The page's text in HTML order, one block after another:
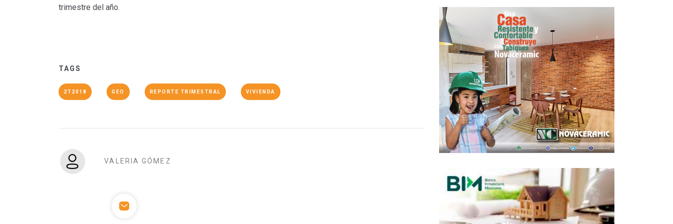
trimestre del año.
TAGS
2T2018 GEO REPORTE TRIMESTRAL VIVIENDA
VALERIA GÓMEZ